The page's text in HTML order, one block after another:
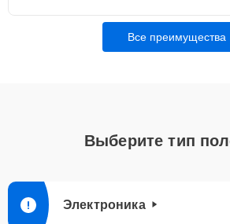
Все преимущества
Выберите тип
Электроника